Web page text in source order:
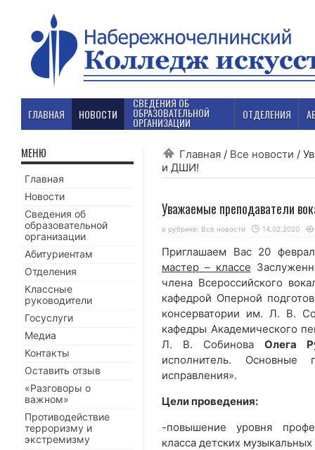
ГЛАВНАЯ НОВОСТИ
СВЕДЕНИЯ ОБ
ОБРАЗОВАТЕЛЬНОЙ
ОРГАНИЗАЦИИ
ОТДЕЛЕНИЯ
Главная / Все новости /
и ДШИ!
Уважаемые преподаватели
в рубрике: Все новости 14.02.2020
Приглашаем Вас 20
мастер – классе
члена Всероссийского
кафедрой Оперной
консерватории им. Л. В.
кафедры Академического
Л. В. Собинова Олега
исполнитель.
исправления».
Цели проведения:
-повышение уровня
класса детских
МЕНЮ
Главная
Новости
Сведения об
образовательной
организации
Абитуриентам
Отделения
Классные
руководители
Госуслуги
Медиа
Контакты
Оставить отзыв
«Разговоры о
важном»
Противодействие
терроризму и
экстремизму